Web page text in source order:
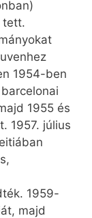
tett.
1954-ben
1955 és
1957. július
1959-
majd